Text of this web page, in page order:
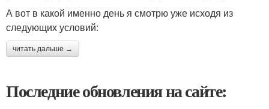
А вот в какой именно день я смотрю уже исходя из
следующих условий:
читать дальше →
Последние обновления на сайте: